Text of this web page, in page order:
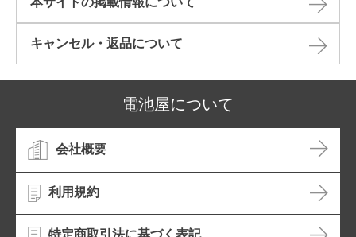
キャンセル・返品について​
電池屋について
会社概要
利用規約